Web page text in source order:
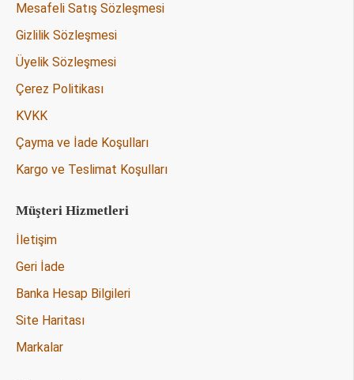
Mesafeli Satış Sözleşmesi
Gizlilik Sözleşmesi
Üyelik Sözleşmesi
Çerez Politikası
KVKK
Çayma ve İade Koşulları
Kargo ve Teslimat Koşulları
Müşteri Hizmetleri
İletişim
Geri İade
Banka Hesap Bilgileri
Site Haritası
Markalar